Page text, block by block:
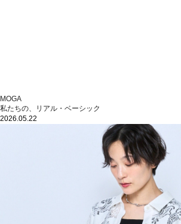
MOGA
私たちの、リアル・ベーシック
2026.05.22